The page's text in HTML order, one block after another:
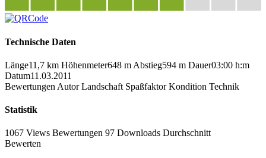
Technische Daten
Länge11,7 km Höhenmeter648 m Abstieg594 m Dauer03:00 h:m
Datum11.03.2011
Bewertungen Autor Landschaft Spaßfaktor Kondition Technik
Statistik
1067 Views Bewertungen 97 Downloads Durchschnitt
Bewerten